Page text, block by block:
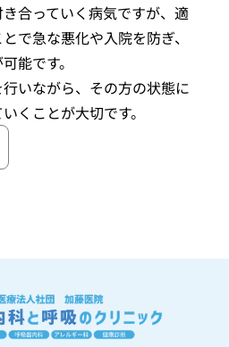
合っていく病気ですが、適
で急な悪化や入院を防ぎ、
能です。
いながら、その方の状態に
くことが大切です。